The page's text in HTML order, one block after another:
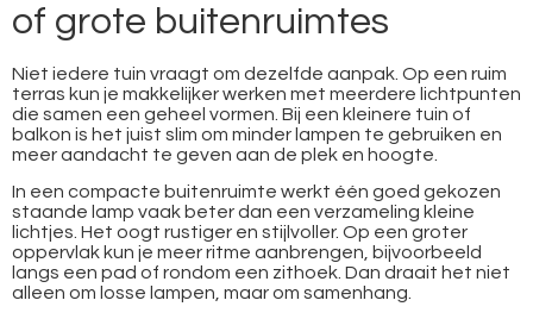
of grote buitenruimtes
Niet iedere tuin vraagt om dezelfde aanpak. Op een ruim
terras kun je makkelijker werken met meerdere lichtpunten
die samen een geheel vormen. Bij een kleinere tuin of
balkon is het juist slim om minder lampen te gebruiken en
meer aandacht te geven aan de plek en hoogte.
In een compacte buitenruimte werkt één goed gekozen
staande lamp vaak beter dan een verzameling kleine
lichtjes. Het oogt rustiger en stijlvoller. Op een groter
oppervlak kun je meer ritme aanbrengen, bijvoorbeeld
langs een pad of rondom een zithoek. Dan draait het niet
alleen om losse lampen, maar om samenhang.